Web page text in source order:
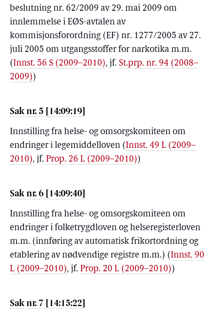
beslutning nr. 62/2009 av 29. mai 2009 om
innlemmelse i EØS-avtalen av
kommisjonsforordning (EF) nr. 1277/2005 av 27.
juli 2005 om utgangsstoffer for narkotika m.m.
(Innst. 56 S (2009–2010), jf. St.prp. nr. 94 (2008–
2009))
Sak nr. 5 [14:09:19]
Innstilling fra helse- og omsorgskomiteen om
endringer i legemiddelloven (Innst. 49 L (2009–
2010), jf. Prop. 26 L (2009–2010))
Sak nr. 6 [14:09:40]
Innstilling fra helse- og omsorgskomiteen om
endringer i folketrygdloven og helseregisterloven
m.m. (innføring av automatisk frikortordning og
etablering av nødvendige registre m.m.) (Innst. 90
L (2009–2010), jf. Prop. 20 L (2009–2010))
Sak nr. 7 [14:15:22]